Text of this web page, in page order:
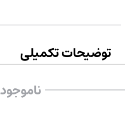
ناموجود
توضیحات تکمیلی
تاریخ
2027/05